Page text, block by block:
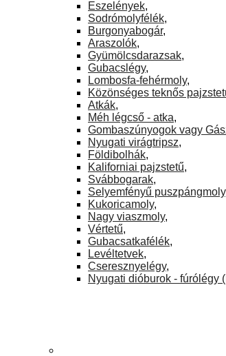
Eszelények,
Sodrómolyfélék,
Burgonyabogár,
Araszolók,
Gyümölcsdarazsak,
Gubacslégy,
Lombosfa-fehérmoly,
Közönséges teknős
Atkák,
Méh légcső - atka,
Gombaszúnyogok vagy
Nyugati virágtripsz,
Földibolhák,
Kaliforniai pajzstetű,
Svábbogarak,
Selyemfényű puszpángmoly
Kukoricamoly,
Nagy viaszmoly,
Vértetű,
Gubacsatkafélék,
Levéltetvek,
Cseresznyelégy,
Nyugati dióburok - fúrólégy